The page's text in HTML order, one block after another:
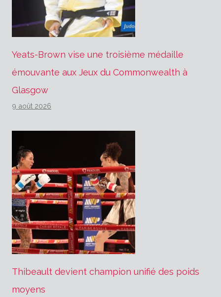
Yeats-Brown vise une troisième médaille
émouvante aux Jeux du Commonwealth à
Glasgow
9 août 2026
Thibeault devient champion unifié des poids
moyens